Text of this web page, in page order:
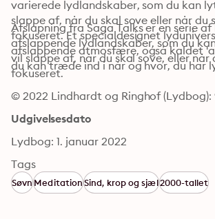
varierede lydlandskaber, som du kan
slappe af, når du skal sove eller når du
fokuseret. Et specialdesignet
afslappende atmosfære, også kaldet
du kan træde ind i når og hvor, du har
Afslapning fra Saga Talks er en serie
afslappende lydlandskaber, som du
vil slappe af, når du skal sove, eller når
fokuseret.
© 2022 Lindhardt og Ringhof (Lydbog):
Udgivelsesdato
Lydbog: 1. januar 2022
Tags
SøvnMeditationSind, krop og sjæl2000-tallet